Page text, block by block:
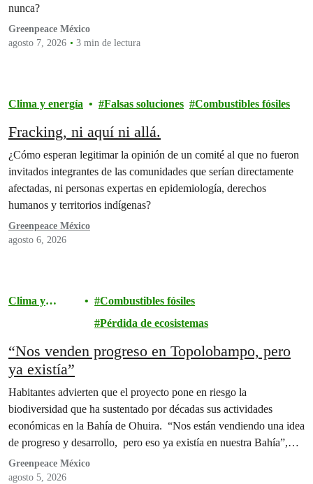
nunca?
Greenpeace México
agosto 7, 2026
3 min de lectura
Clima y energía Falsas soluciones Combustibles fósiles
Fracking, ni aquí ni allá.
¿Cómo esperan legitimar la opinión de un comité al que no fueron
invitados integrantes de las comunidades que serían directamente
afectadas, ni personas expertas en epidemiología, derechos
humanos y territorios indígenas?
Greenpeace México
agosto 6, 2026
Clima y
Combustibles fósiles
Pérdida de ecosistemas
“Nos venden progreso en Topolobampo, pero
ya existía”
Habitantes advierten que el proyecto pone en riesgo la
biodiversidad que ha sustentado por décadas sus actividades
económicas en la Bahía de Ohuira. “Nos están vendiendo una idea
de progreso y desarrollo, pero eso ya existía en nuestra Bahía”,
afirman
Greenpeace México
agosto 5, 2026